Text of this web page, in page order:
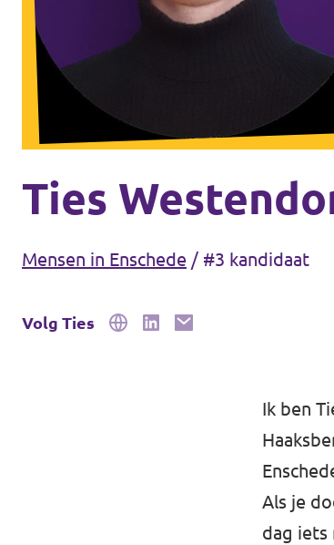
Agenda
Gemeenteraadsverkiezingen 2026
Doneer
Ties
Mensen in Enschede / #3 kandidaat
Volg Ties
Ik ben
Als je
dag iets